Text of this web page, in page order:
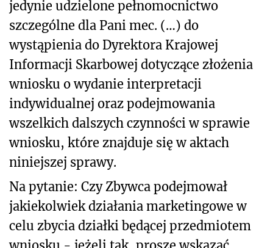
jedynie udzielone pełnomocnictwo
szczególne dla Pani mec. (…) do
wystąpienia do Dyrektora Krajowej
Informacji Skarbowej dotyczące złożenia
wniosku o wydanie interpretacji
indywidualnej oraz podejmowania
wszelkich dalszych czynności w sprawie
wniosku, które znajduje się w aktach
niniejszej sprawy.
Na pytanie: Czy Zbywca podejmował
jakiekolwiek działania marketingowe w
celu zbycia działki będącej przedmiotem